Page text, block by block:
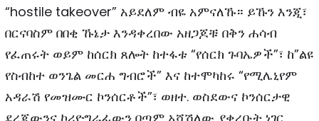
“hostile takeover” አይደለም ብዬ አምናለኹ። ይኹን እንጂ፣
በርናባስም በበቂ ኹኔታ እንዳቀረበው አዘጋጆቹ በቅን ሐሳብ
የፈጠሩት ወይም ከሰርክ ጸሎት ከተፋቱ “የሰርክ ጉባኤዎች”፣ ከ”ልዩ
የስብከተ ወንጌል መርሐ ግብሮች” እና ከተሞካከሩ “የሚሌኒየም
አዳራሽ የመዝሙር ኮንሰርቶች”፣ ወዘተ. ወስደውና ኮንሰርታዊ